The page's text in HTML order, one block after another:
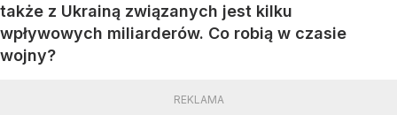
także z Ukrainą związanych jest kilku
wpływowych miliarderów. Co robią w czasie
wojny?